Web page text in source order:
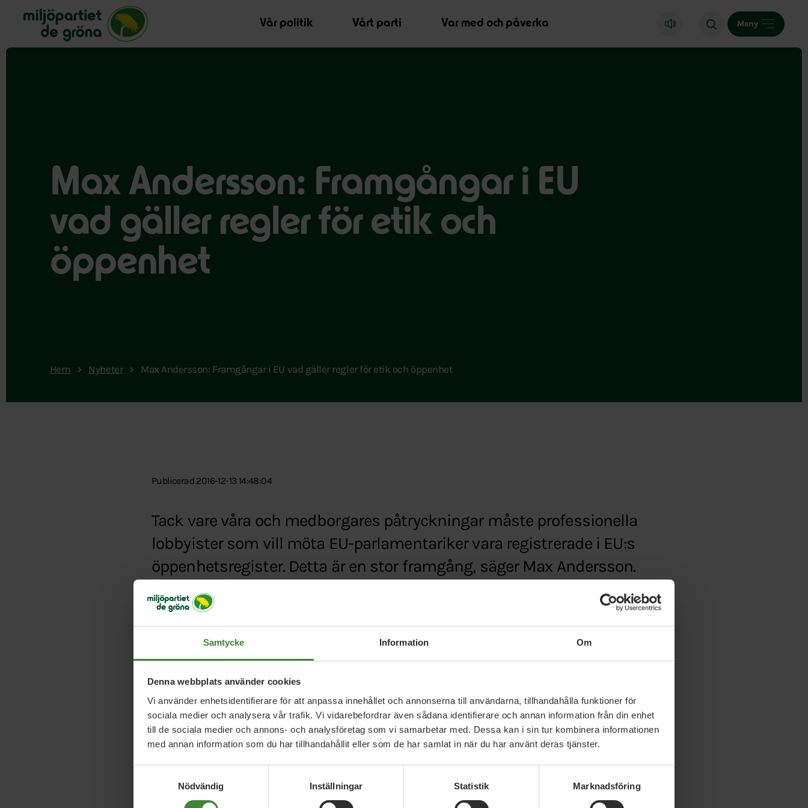
Samtycke Information Om
Denna webbplats använder cookies
Vi använder enhetsidentifierare för att anpassa innehållet och annonserna till användarna, tillhandahålla funktioner för
sociala medier och analysera vår trafik. Vi vidarebefordrar även sådana identifierare och annan information från din enhet
till de sociala medier och annons- och analysföretag som vi samarbetar med. Dessa kan i sin tur kombinera informationen
med annan information som du har tillhandahållit eller som de har samlat in när du har använt deras tjänster.
Nödvändig
Inställningar Statistik Marknadsföring
Miljöpartiet de gröna, startsida
Vår politik
Vårt parti Var med och påverka Meny
Max Andersson: Framgångar i EU
vad gäller regler för etik och
öppenhet
Hem Nyheter Max Andersson: Framgångar i EU vad gäller regler för etik och öppenhet
Publicerad 2016-12-13 14:48:04
Tack vare våra och medborgares påtryckningar måste professionella
lobbyister som vill möta EU-parlamentariker vara registrerade i EU:s
öppenhetsregister. Detta är en stor framgång, säger Max Andersson.
Typ:Pressmeddelande
mp–framgangar-i-eu-vad-galler-regler-for-etik-och-oppenhet,c2148008
Relaterade nyheter